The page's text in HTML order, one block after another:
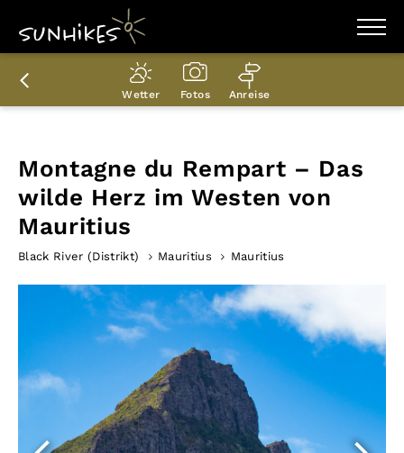
WANDERZIELE
WANDERUNGEN
ENTDECKEN
PLANER
Wetter Fotos Anreise
Montagne du Rempart – Das
wilde Herz im Westen von
Mauritius
Black River (Distrikt) Mauritius Mauritius